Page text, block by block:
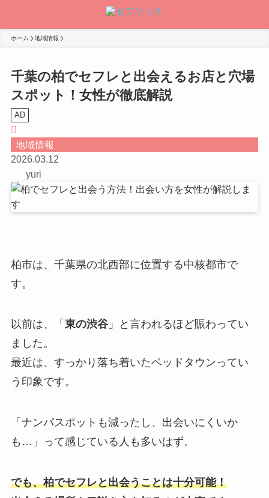
ホーム 地域情報
千葉の柏でセフレと出会えるお店と穴場
スポット！女性が徹底解説
AD
地域情報
2026.03.12
yuri
柏市は、千葉県の北西部に位置する中核都市で
す。
以前は、「 東の渋谷」と言われるほど賑わってい
ました。
最近は、すっかり落ち着いたベッドタウンってい
う印象です。
「ナンパスポットも減ったし、出会いにくいか
も…」って感じている人も多いはず。
でも、柏でセフレと出会うことは十分可能！